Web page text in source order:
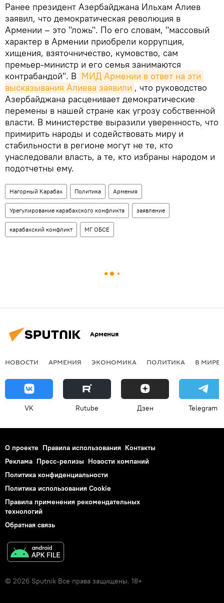
Ранее президент Азербайджана Ильхам Алиев
заявил, что демократическая революция в
Армении – это "ложь". По его словам, "массовый
характер в Армении приобрели коррупция,
хищения, взяточничество, кумовство, сам
премьер-министр и его семья занимаются
контрабандой". В МИД Армении в ответ на эти
высказывания Алиева заявили , что руководство
Азербайджана расценивает демократические
перемены в нашей стране как угрозу собственной
власти. В министерстве выразили уверенность, что
примирить народы и содействовать миру и
стабильности в регионе могут не те, кто
унаследовали власть, а те, кто избраны народом и
подотчетны ему.
Нагорный Карабах Политика Армения
Урегулирование карабахского конфликта заявление
карабахский конфликт МГ ОБСЕ
Армения
НОВОСТИ АРМЕНИЯ ЭКОНОМИКА ПОЛИТИКА В МИРЕ
VK Rutube Дзен Telegram
О проекте Правила использования Контакты
Реклама Пресс-релизы Новости компаний
Политика конфиденциальности
Политика использования Cookie
Правила применения рекомендательных
технологий
Обратная связь
© 2026 Sputnik Все права защищены. 18+